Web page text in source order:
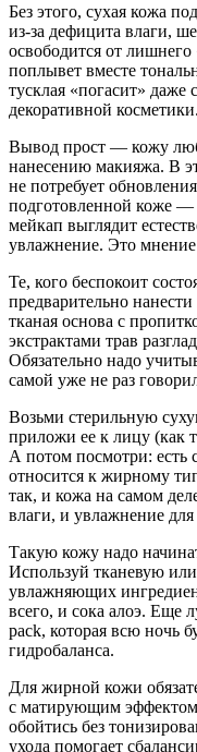
Без этого, сухая кожа
из-за дефицита влаги,
освободится от лишнего
поплывет вместе
тусклая «погасит» даже
декоративной косметики.
Вывод прост — кожу
нанесению макияжа. В
не потребует
подготовленной коже
мейкап выглядит
увлажнение. Это мнение
Те, кого беспокоит
предварительно
тканая основа с
экстрактами трав
Обязательно надо
самой уже не раз
Возьми стерильную
приложи ее к лицу (как
А потом посмотри: есть
относится к жирному
так, и кожа на самом
влаги, и увлажнение
Такую кожу надо
Используй тканевую
увлажняющих
всего, и сока алоэ. Еще
pack, которая всю ночь
гидробаланса.
Для жирной кожи
с матирующим
обойтись без
ухода помогает